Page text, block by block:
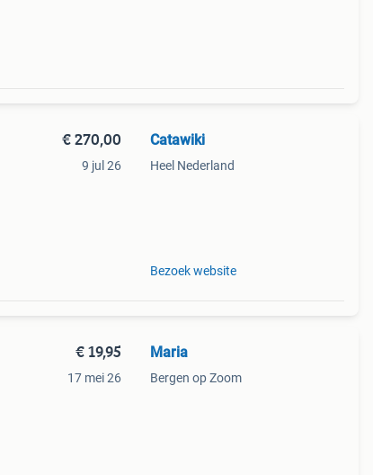
€ 270,00
9 jul 26
Catawiki
Heel Nederland
Bezoek website
€ 19,95
17 mei 26
Maria
Bergen op Zoom